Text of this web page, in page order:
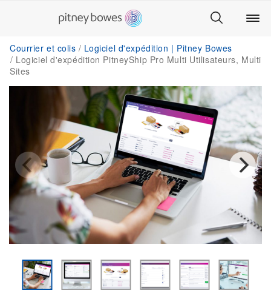
Courrier et colis
Logiciel d'expédition | Pitney Bowes
Logiciel d'expédition PitneyShip Pro Multi Utilisateurs, Multi
Sites